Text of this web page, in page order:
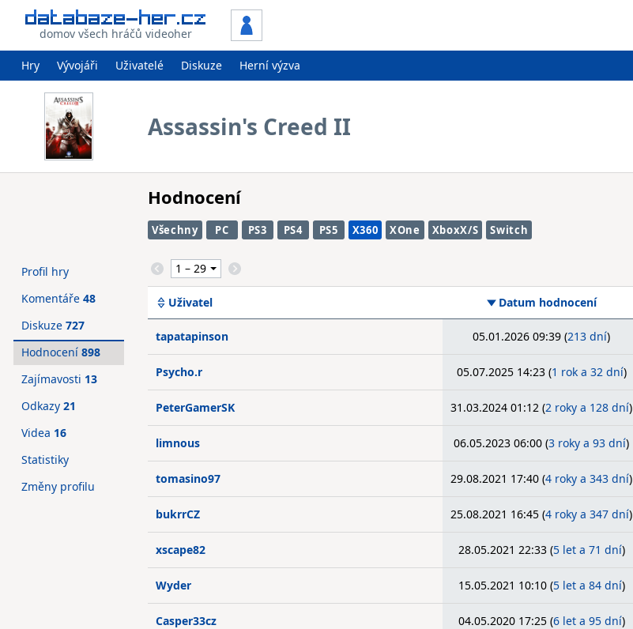
domov všech hráčů videoher
Hry Vývojáři Uživatelé Diskuze Herní výzva
Assassin's Creed II
Hodnocení
Všechny PC PS3 PS4 PS5 X360 XOne XboxX/S Switch
Uživatel Datum hodnocení
tapatapinson 05.01.2026 09:39 (213 dní)
Psycho.r 05.07.2025 14:23 (1 rok a 32 dní)
PeterGamerSK 31.03.2024 01:12 (2 roky a 128 dní)
limnous 06.05.2023 06:00 (3 roky a 93 dní)
tomasino97 29.08.2021 17:40 (4 roky a 343 dní)
bukrrCZ 25.08.2021 16:45 (4 roky a 347 dní)
xscape82 28.05.2021 22:33 (5 let a 71 dní)
Wyder 15.05.2021 10:10 (5 let a 84 dní)
Casper33cz 04.05.2020 17:25 (6 let a 95 dní)
Profil hry
Komentáře 48
Diskuze 727
Hodnocení 898
Zajímavosti 13
Odkazy 21
Videa 16
Statistiky
Změny profilu